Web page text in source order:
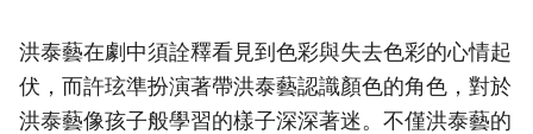
洪泰藝在劇中須詮釋看見到色彩與失去色彩的心情起
伏，而許玹準扮演著帶洪泰藝認識顏色的角色，對於
洪泰藝像孩子般學習的樣子深深著迷。不僅洪泰藝的